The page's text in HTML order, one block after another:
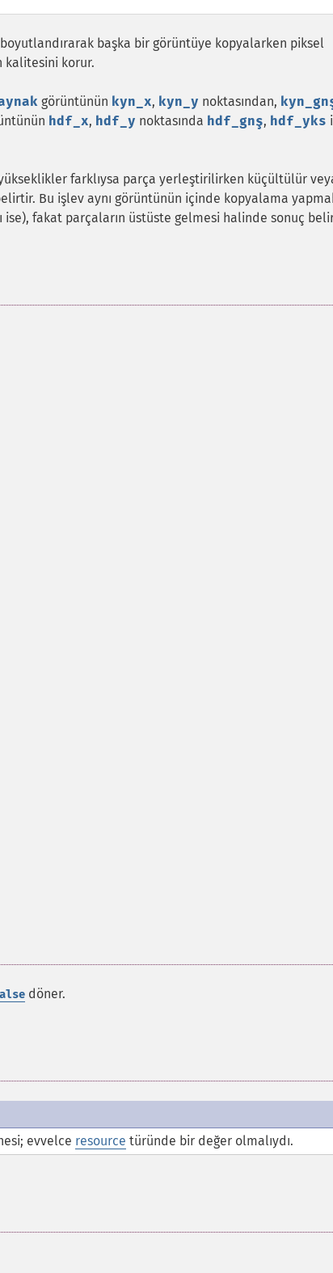
başka bir görüntüye kopyalarken piksel
kalitesini korur.
görüntünün kyn_x, kyn_y noktasından,
hdf_x, hdf_y noktasında hdf_gnş, hdf_yks
farklıysa parça yerleştirilirken küçültülür
Bu işlev aynı görüntünün içinde kopyalama
ise), fakat parçaların üstüste gelmesi halinde sonuç
döner.
evvelce resource türünde bir değer olmalıydı.